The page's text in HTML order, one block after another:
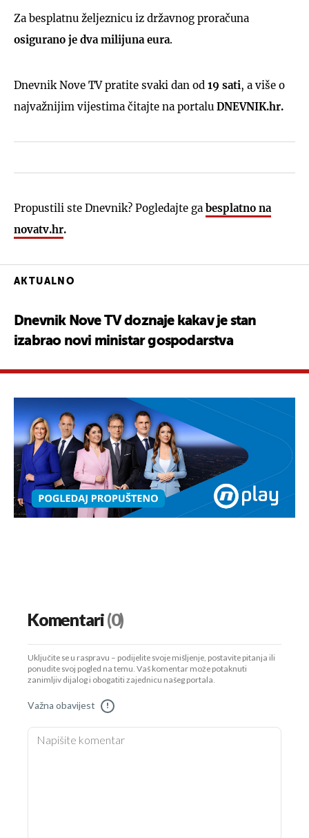
Za besplatnu željeznicu iz državnog proračuna
osigurano je dva milijuna eura.
Dnevnik Nove TV pratite svaki dan od 19 sati, a više o
najvažnijim vijestima čitajte na portalu DNEVNIK.hr.
Propustili ste Dnevnik? Pogledajte ga besplatno na
novatv.hr.
AKTUALNO
Dnevnik Nove TV doznaje kakav je stan
izabrao novi ministar gospodarstva
Komentari(0)
Uključite se u raspravu – podijelite svoje mišljenje, postavite pitanja ili
ponudite svoj pogled na temu. Vaš komentar može potaknuti
zanimljiv dijalog i obogatiti zajednicu našeg portala.
Važna obavijest !